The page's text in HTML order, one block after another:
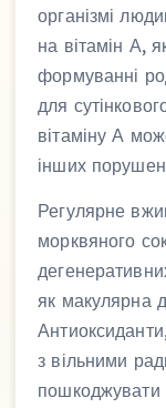
організмі
на вітамін А,
формуванні
для
вітаміну А
інших
Регулярне
морквяного
як макулярна
з вільними
пошкоджувати